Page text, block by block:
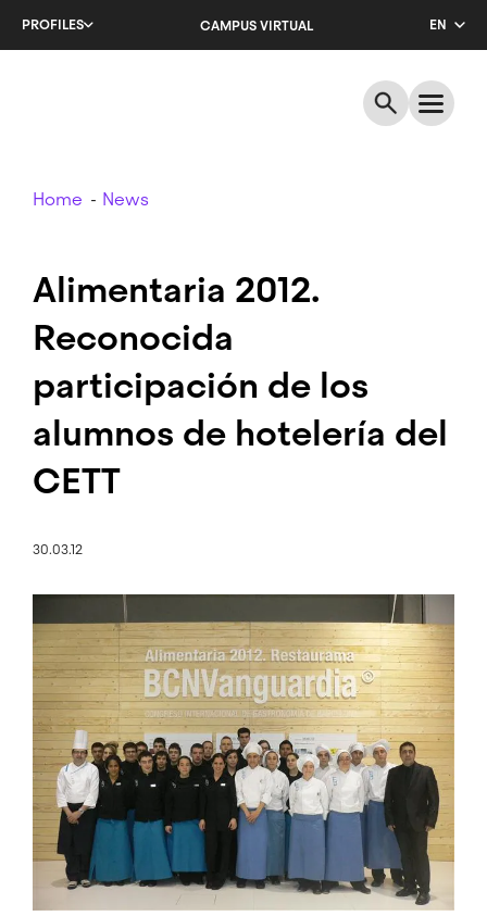
PROFILES CAMPUS VIRTUAL
EN
ES
Breadcrumb
Home News
Alimentaria 2012.
Reconocida
participación de los
alumnos de hotelería del
CETT
30.03.12